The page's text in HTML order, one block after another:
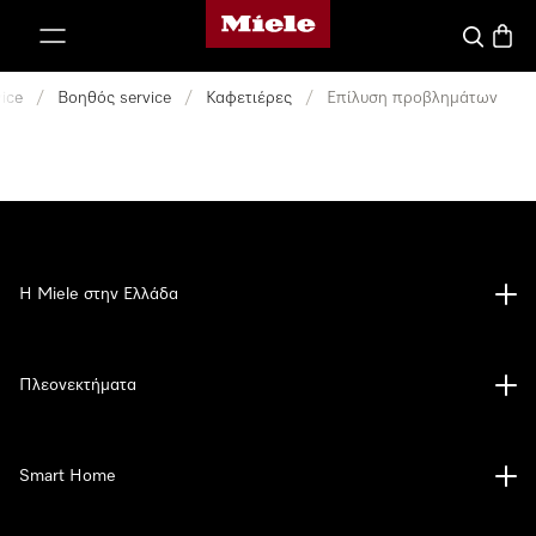
Αρχική σελίδα της Miele
/ Βοηθός service / Καφετιέρες / Επίλυση προβλημάτων
Η Miele στην Ελλάδα
Πλεονεκτήματα
Smart Home